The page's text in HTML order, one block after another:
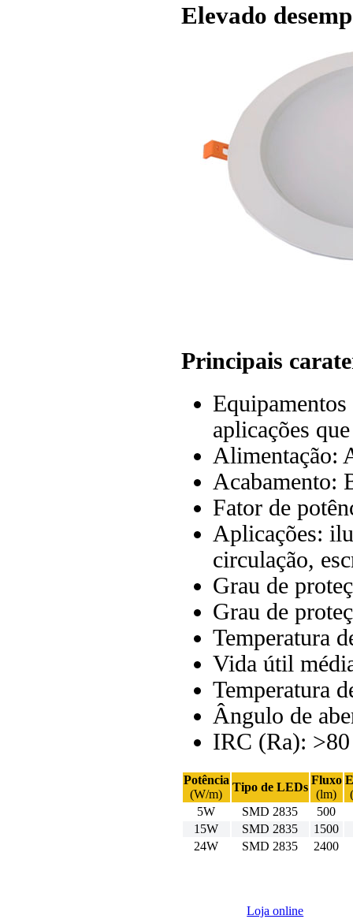
Elevado
Principais
aplicações
Alimentação:
Acabamento:
Fator de
Aplicações:
circulação,
Grau de
Grau de
Temperatura
Vida útil
Temperatura
Ângulo de
IRC (Ra): >80
Potência
(W/m)
Tipo de LEDs
Fluxo
(lm)
5W
SMD 2835
500
15W
SMD 2835
1500
24W
SMD 2835 2400
Loja online